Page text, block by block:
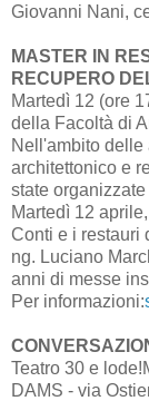
Giovanni Nani,
MASTER IN
RECUPERO
Martedì 12 (ore
della Facoltà di
Nell'ambito delle
architettonico e
state
Martedì 12
Conti e i restauri
ng. Luciano
anni di messe
Per informazioni:
Teatro 30 e
DAMS - via